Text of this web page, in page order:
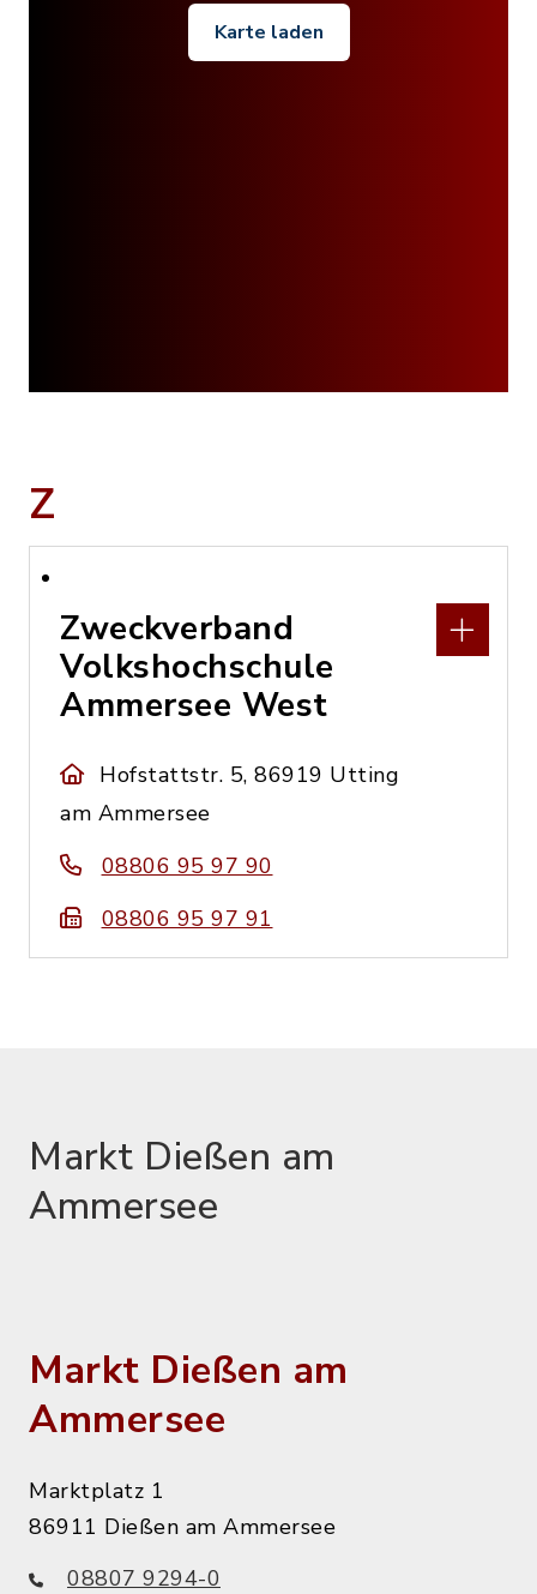
Karte laden
Z
Zweckverband
Volkshochschule
Ammersee West
Hofstattstr. 5, 86919 Utting
am Ammersee
08806 95 97 90
08806 95 97 91
Markt Dießen am
Ammersee
Markt Dießen am
Ammersee
Marktplatz 1
86911 Dießen am Ammersee
08807 9294-0